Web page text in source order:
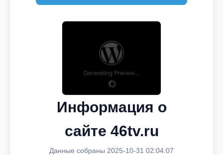
Информация о
сайте 46tv.ru
Данные собраны 2025-10-31 02:04:07